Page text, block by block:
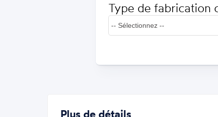
Type de fabrication
Plus de détails